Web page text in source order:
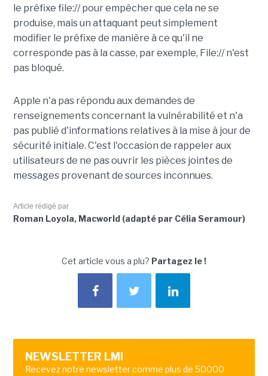
le préfixe file:// pour empêcher que cela ne se
produise, mais un attaquant peut simplement
modifier le préfixe de manière à ce qu'il ne
corresponde pas à la casse, par exemple, File:// n'est
pas bloqué.
Apple n'a pas répondu aux demandes de
renseignements concernant la vulnérabilité et n'a
pas publié d'informations relatives à la mise à jour de
sécurité initiale. C'est l'occasion de rappeler aux
utilisateurs de ne pas ouvrir les pièces jointes de
messages provenant de sources inconnues.
Article rédigé par
Roman Loyola, Macworld (adapté par Célia Seramour)
Cet article vous a plu? Partagez le !
NEWSLETTER LMI
Recevez notre newsletter comme plus de 50000